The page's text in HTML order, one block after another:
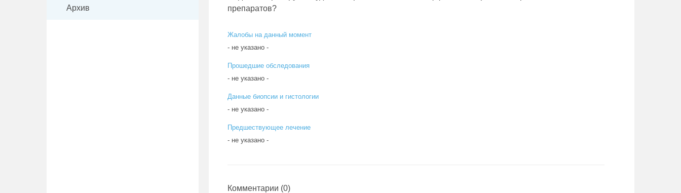
Архив
препаратов?
Жалобы на данный момент
- не указано -
Прошедшие обследования
- не указано -
Данные биопсии и гистологии
- не указано -
Предшествующее лечение
- не указано -
Комментарии (0)